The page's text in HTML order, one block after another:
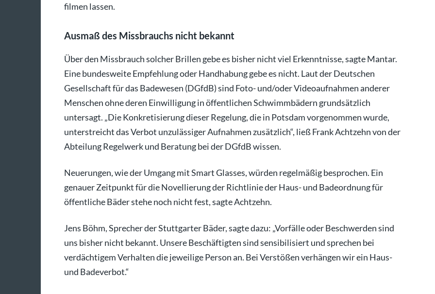
filmen lassen.
Ausmaß des Missbrauchs nicht bekannt
Über den Missbrauch solcher Brillen gebe es bisher nicht viel Erkenntnisse, sagte Mantar.
Eine bundesweite Empfehlung oder Handhabung gebe es nicht. Laut der Deutschen
Gesellschaft für das Badewesen (DGfdB) sind Foto- und/oder Videoaufnahmen anderer
Menschen ohne deren Einwilligung in öffentlichen Schwimmbädern grundsätzlich
untersagt. „Die Konkretisierung dieser Regelung, die in Potsdam vorgenommen wurde,
unterstreicht das Verbot unzulässiger Aufnahmen zusätzlich“, ließ Frank Achtzehn von der
Abteilung Regelwerk und Beratung bei der DGfdB wissen.
Neuerungen, wie der Umgang mit Smart Glasses, würden regelmäßig besprochen. Ein
genauer Zeitpunkt für die Novellierung der Richtlinie der Haus- und Badeordnung für
öffentliche Bäder stehe noch nicht fest, sagte Achtzehn.
Jens Böhm, Sprecher der Stuttgarter Bäder, sagte dazu: „Vorfälle oder Beschwerden sind
uns bisher nicht bekannt. Unsere Beschäftigten sind sensibilisiert und sprechen bei
verdächtigem Verhalten die jeweilige Person an. Bei Verstößen verhängen wir ein Haus-
und Badeverbot.“